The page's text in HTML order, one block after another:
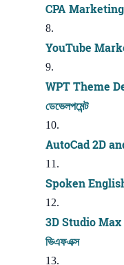
CPA Marketing |
YouTube
WPT Theme
ডেভেলপমেন্ট
AutoCad 2D
Spoken English
3D Studio Max
ভিএফএক্স